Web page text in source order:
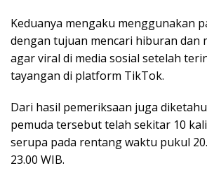
Keduanya mengaku menggunakan
dengan tujuan mencari hiburan dan
agar viral di media sosial setelah
tayangan di platform TikTok.
Dari hasil pemeriksaan juga
pemuda tersebut telah sekitar 10
serupa pada rentang waktu pukul
23.00 WIB.